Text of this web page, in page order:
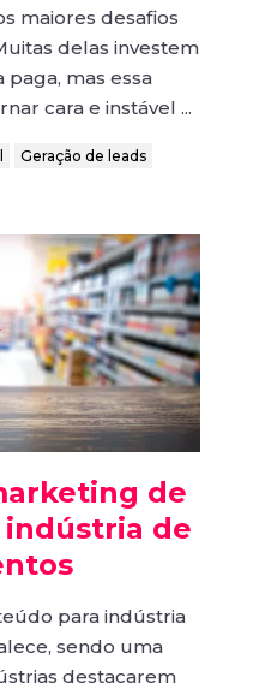
maiores desafios
delas investem
mas essa
cara e instável ...
Geração de leads
de
de
para indústria
sendo uma
destacarem